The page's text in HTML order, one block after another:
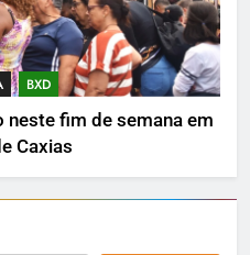
BXD
neste fim de semana em
Caxias